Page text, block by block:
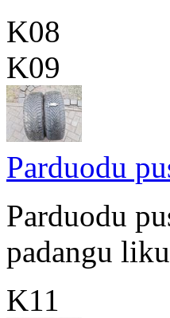
K08
K09
Parduodu
Parduodu
padangu
K11